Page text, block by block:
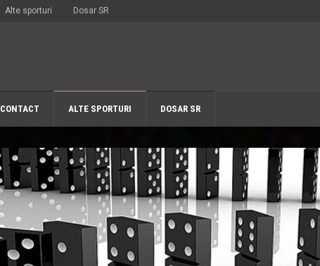
Alte sporturi Dosar SR
CONTACT ALTE SPORTURI DOSAR SR